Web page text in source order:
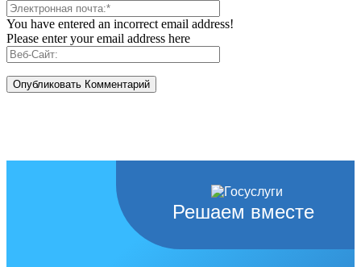
You have entered an incorrect email address!
Please enter your email address here
Решаем вместе